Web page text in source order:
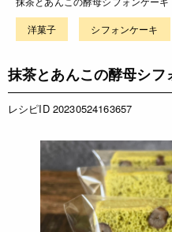
洋菓子 シフォンケーキ
抹茶とあんこの酵母シフ
レシピID 20230524163657